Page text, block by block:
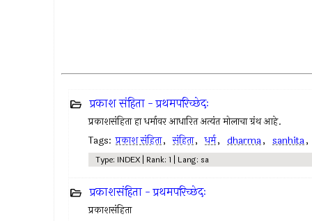
प्रकाश संहिता - प्रथमपरिच्छेदः
प्रकाशसंहिता हा धर्मावर आधारित अत्यंत मोलाचा ग्रंथ आहे.
Tags: प्रकाश संहिता, संहिता, धर्म, dharma, sanhita,
Type: INDEX | Rank: 1 | Lang: sa
प्रकाशसंहिता - प्रथमपरिच्छेदः
प्रकाशसंहिता